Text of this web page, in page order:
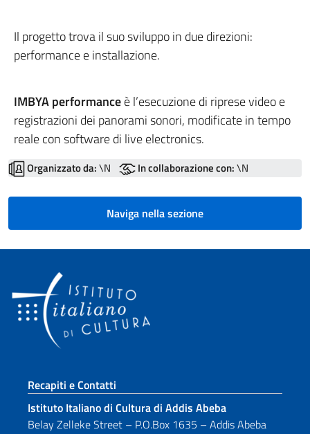
Il progetto trova il suo sviluppo in due direzioni:
performance e installazione.
IMBYA performanceè l’esecuzione di riprese video e
registrazioni dei panorami sonori, modificate in tempo
reale con software di live electronics.
Organizzato da:\N In collaborazione con:\N
Naviga nella sezione
Sezione footer
Recapiti e Contatti
Istituto Italiano di Cultura di Addis Abeba
Belay Zelleke Street – P.O.Box 1635 – Addis Abeba